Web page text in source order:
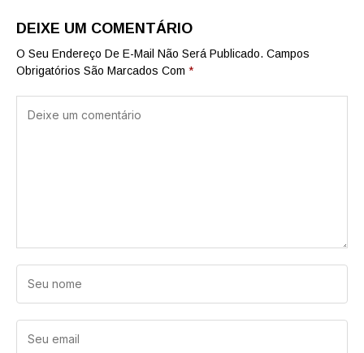
DEIXE UM COMENTÁRIO
O Seu Endereço De E-Mail Não Será Publicado. Campos
Obrigatórios São Marcados Com *